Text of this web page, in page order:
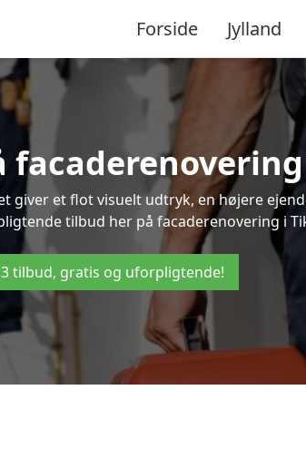
Forside Jylland
giver et flot visuelt udtryk, en højere
tilbud her på facaderenovering i
3 tilbud, gratis og uforpligtende!